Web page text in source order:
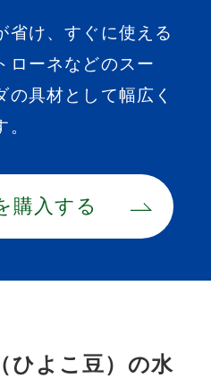
省け、すぐに使える
ローネなどのスー
の具材として幅広く
購入する
よこ豆）の水